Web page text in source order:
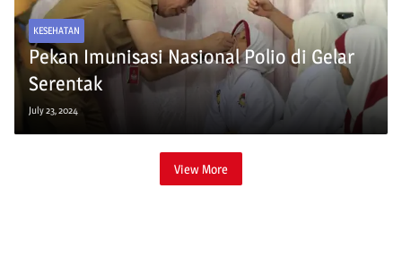
KESEHATAN
Pekan Imunisasi Nasional Polio di Gelar
Serentak
July 23, 2024
View More